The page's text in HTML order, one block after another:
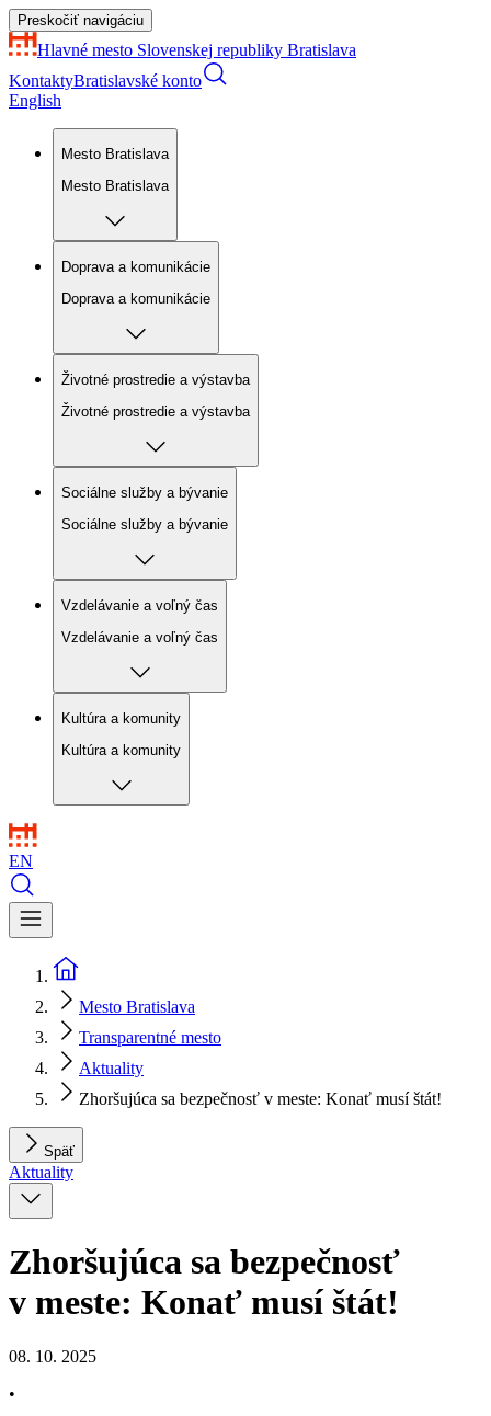
Preskočiť navigáciu
Hlavné mesto Slovenskej republiky Bratislava
KontaktyBratislavské konto
English
Mesto Bratislava
Mesto Bratislava
Doprava a komunikácie
Doprava a komunikácie
Životné prostredie a výstavba
Životné prostredie a výstavba
Sociálne služby a bývanie
Sociálne služby a bývanie
Vzdelávanie a voľný čas
Vzdelávanie a voľný čas
Kultúra a komunity
Kultúra a komunity
EN
Mesto Bratislava
Transparentné mesto
Aktuality
Zhoršujúca sa bezpečnosť v meste: Konať musí štát!
Späť
Aktuality
Zhoršujúca sa bezpečnosť
v meste: Konať musí štát!
08. 10. 2025
•